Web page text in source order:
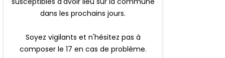
dans les prochains jours.
Soyez vigilants et n'hésitez pas à
composer le 17 en cas de problème.